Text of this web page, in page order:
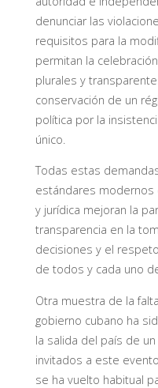
denunciar las
requisitos para la
permitan la
plurales y
conservación de un
política por la
único.
Todas estas
estándares modernos
y jurídica mejoran la
transparencia en la
decisiones y el
de todos y cada uno
Otra muestra de la
gobierno cubano ha
la salida del país de
invitados a este
se ha vuelto habitual